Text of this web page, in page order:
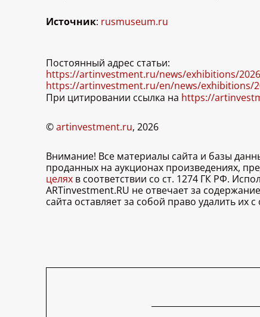
Источник: rusmuseum.ru
Постоянный адрес статьи:
https://artinvestment.ru/news/exhibitions/
https://artinvestment.ru/en/news/exhibitions/
При цитировании ссылка на https://
©artinvestment.ru, 2026
Внимание! Все материалы сайта и базы
проданных на аукционах произведениях,
целях в соответствии со ст. 1274 ГК РФ.
ARTinvestment.RU не отвечает за
сайта оставляет за собой право удалить